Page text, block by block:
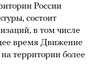
России
состоит
в том числе
время Движение
территории более